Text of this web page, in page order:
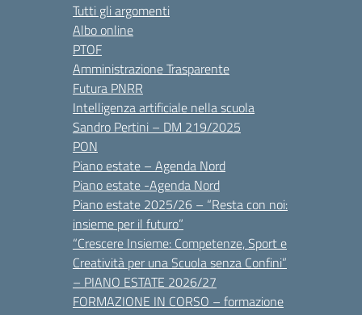
Tutti gli argomenti
Albo online
PTOF
Amministrazione Trasparente
Futura PNRR
Intelligenza artificiale nella scuola
Sandro Pertini – DM 219/2025
PON
Piano estate – Agenda Nord
Piano estate -Agenda Nord
Piano estate 2025/26 – “Resta con noi:
insieme per il futuro”
“Crescere Insieme: Competenze, Sport e
Creatività per una Scuola senza Confini”
– PIANO ESTATE 2026/27
FORMAZIONE IN CORSO – formazione